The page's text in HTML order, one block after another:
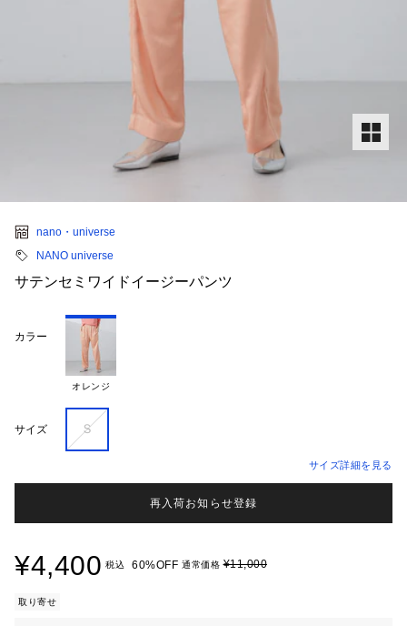
nano・universe
NANO universe
サテンセミワイドイージーパンツ
カラー
オレンジ
サイズ Ｓ
サイズ詳細を見る
再入荷お知らせ登録
¥4,400 税込 60%OFF 通常価格¥11,000
取り寄せ